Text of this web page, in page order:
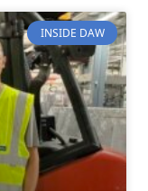
INSIDE DAW